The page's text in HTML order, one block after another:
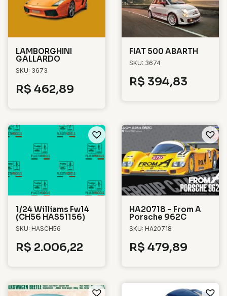
LAMBORGHINI
GALLARDO
SKU: 3673
R$ 462,89
FIAT 500 ABARTH
SKU: 3674
R$ 394,83
1/24 Williams Fw14
(CH56 HAS51156)
SKU: HASCH56
R$ 2.006,22
HA20718 – From A
Porsche 962C
SKU: HA20718
R$ 479,89